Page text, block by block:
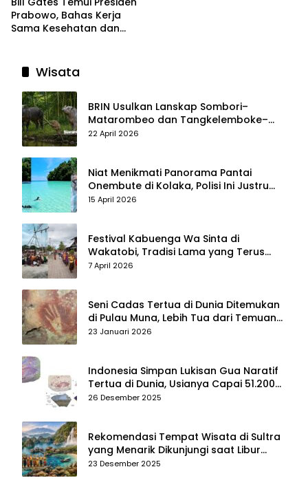
Prabowo, Bahas Kerja
Sama Kesehatan dan
Wisata
BRIN Usulkan Lanskap Sombori–
Matarombeo dan Tangkelemboke–
Mekongga di Sulawesi Tenggara Jadi
22 April 2026
Niat Menikmati Panorama Pantai
Onembute di Kolaka, Polisi Ini Justru
Berakhir Membersihkan Sampah
15 April 2026
Festival Kabuenga Wa Sinta di
Wakatobi, Tradisi Lama yang Terus
Hidup dan Jadi Daya Tarik Wisata
7 April 2026
Seni Cadas Tertua di Dunia Ditemukan
di Pulau Muna, Lebih Tua dari Temuan
di Maros–Pangkep
23 Januari 2026
Indonesia Simpan Lukisan Gua Naratif
Tertua di Dunia, Usianya Capai 51.200
Tahun
26 Desember 2025
Rekomendasi Tempat Wisata di Sultra
yang Menarik Dikunjungi saat Libur
Tahun Baru 2026
23 Desember 2025